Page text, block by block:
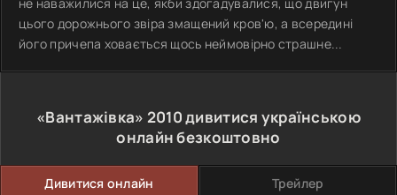
цього дорожнього звіра змащений кров'ю, а всередині
його причепа ховається щось неймовірно страшне...
«Вантажівка» 2010дивитися українською
онлайн безкоштовно
Дивитися онлайн Трейлер